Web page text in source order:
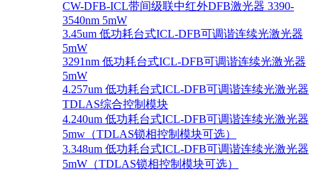
CW-DFB-ICL带间级联中红外DFB激光器 3390-
3540nm 5mW
3.45um 低功耗台式ICL-DFB可调谐连续光激光器
5mW
3291nm 低功耗台式ICL-DFB可调谐连续光激光器
5mW
4.257um 低功耗台式ICL-DFB可调谐连续光激光器
TDLAS综合控制模块
4.240um 低功耗台式ICL-DFB可调谐连续光激光器
5mw（TDLAS锁相控制模块可选）
3.348um 低功耗台式ICL-DFB可调谐连续光激光器
5mW（TDLAS锁相控制模块可选）